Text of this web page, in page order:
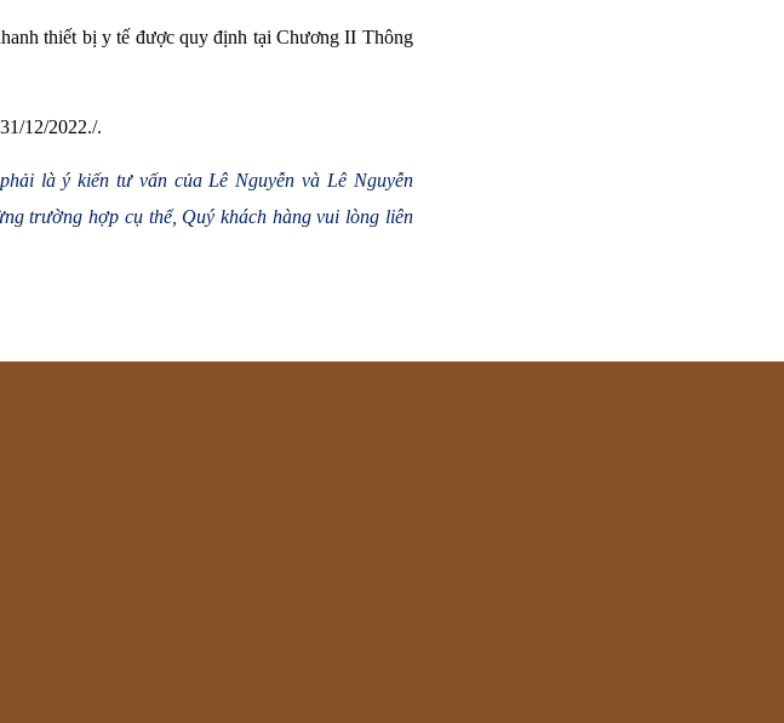
thiết bị y tế được quy định tại Chương II Thông
12/2022./.
là ý kiến tư vấn của Lê Nguyễn và Lê Nguyễn
trường hợp cụ thể, Quý khách hàng vui lòng liên